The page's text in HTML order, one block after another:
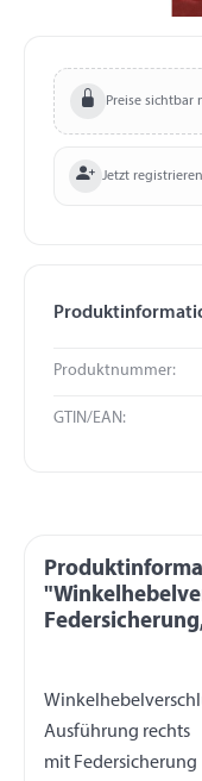
Preise sichtbar
Jetzt registrieren
Produktnummer:
GTIN/EAN:
Ausführung rechts
mit Federsicherung